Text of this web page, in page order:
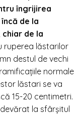
îngrijirea
de la
chiar de la
ruperea lăstarilor
destul de vechi
normale
lăstari se va
15-20 centimetri.
la sfârșitul